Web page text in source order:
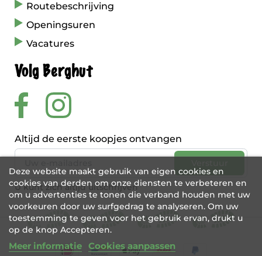
Routebeschrijving
Openingsuren
Vacatures
Volg Berghut
Altijd de eerste koopjes ontvangen
U kunt zich altijd uitschrijven
Deze website maakt gebruik van eigen cookies en
cookies van derden om onze diensten te verbeteren en
om u advertenties te tonen die verband houden met uw
voorkeuren door uw surfgedrag te analyseren. Om uw
toestemming te geven voor het gebruik ervan, drukt u
op de knop Accepteren.
Meer informatie Cookies aanpassen